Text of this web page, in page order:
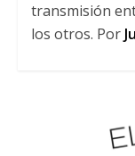
transmisión
los otros. Por